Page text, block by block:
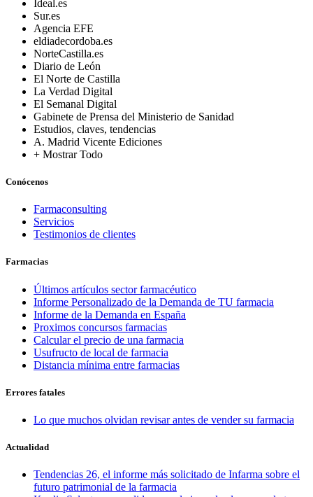
Ideal.es
Sur.es
Agencia EFE
eldiadecordoba.es
NorteCastilla.es
Diario de León
El Norte de Castilla
La Verdad Digital
El Semanal Digital
Gabinete de Prensa del Ministerio de Sanidad
Estudios, claves, tendencias
A. Madrid Vicente Ediciones
+ Mostrar Todo
Conócenos
Farmaconsulting
Servicios
Testimonios de clientes
Farmacias
Últimos artículos sector farmacéutico
Informe Personalizado de la Demanda de TU farmacia
Informe de la Demanda en España
Proximos concursos farmacias
Calcular el precio de una farmacia
Usufructo de local de farmacia
Distancia mínima entre farmacias
Errores fatales
Lo que muchos olvidan revisar antes de vender su farmacia
Actualidad
Tendencias 26, el informe más solicitado de Infarma sobre el
futuro patrimonial de la farmacia